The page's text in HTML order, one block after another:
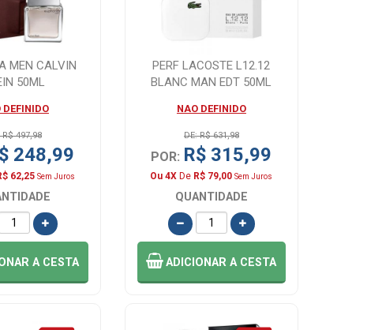
MEN CALVIN
50ML
DEFINIDO
R$ 497,98
248,99
62,25 Sem Juros
A CESTA
PERF LACOSTE L12.12
BLANC MAN EDT 50ML
NAO DEFINIDO
DE: R$ 631,98
POR: R$ 315,99
Ou 4X De R$ 79,00 Sem Juros
QUANTIDADE
ADICIONARA CESTA